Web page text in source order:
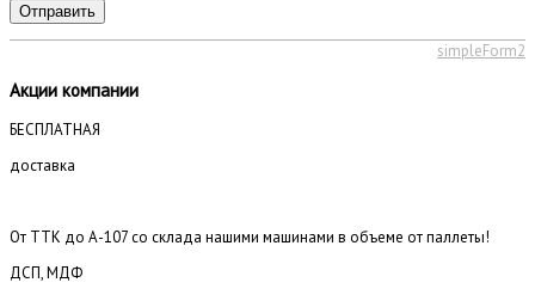
Отправить
simpleForm2
Акции компании
БЕСПЛАТНАЯ
доставка
От ТТК до А-107 со склада нашими машинами в объеме от паллеты!
ДСП, МДФ